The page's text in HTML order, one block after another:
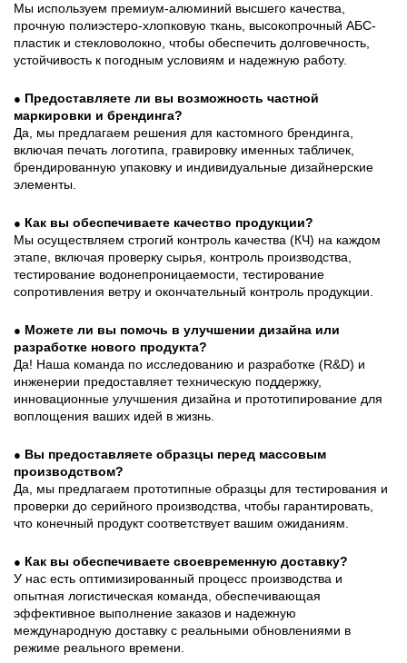
Мы используем премиум-алюминий высшего качества,
прочную полиэстеро-хлопковую ткань, высокопрочный АБС-
пластик и стекловолокно, чтобы обеспечить долговечность,
устойчивость к погодным условиям и надежную работу.
● Предоставляете ли вы возможность частной
маркировки и брендинга?
Да, мы предлагаем решения для кастомного брендинга,
включая печать логотипа, гравировку именных табличек,
брендированную упаковку и индивидуальные дизайнерские
элементы.
● Как вы обеспечиваете качество продукции?
Мы осуществляем строгий контроль качества (КЧ) на каждом
этапе, включая проверку сырья, контроль производства,
тестирование водонепроницаемости, тестирование
сопротивления ветру и окончательный контроль продукции.
● Можете ли вы помочь в улучшении дизайна или
разработке нового продукта?
Да! Наша команда по исследованию и разработке (R&D) и
инженерии предоставляет техническую поддержку,
инновационные улучшения дизайна и прототипирование для
воплощения ваших идей в жизнь.
● Вы предоставляете образцы перед массовым
производством?
Да, мы предлагаем прототипные образцы для тестирования и
проверки до серийного производства, чтобы гарантировать,
что конечный продукт соответствует вашим ожиданиям.
● Как вы обеспечиваете своевременную доставку?
У нас есть оптимизированный процесс производства и
опытная логистическая команда, обеспечивающая
эффективное выполнение заказов и надежную
международную доставку с реальными обновлениями в
режиме реального времени.